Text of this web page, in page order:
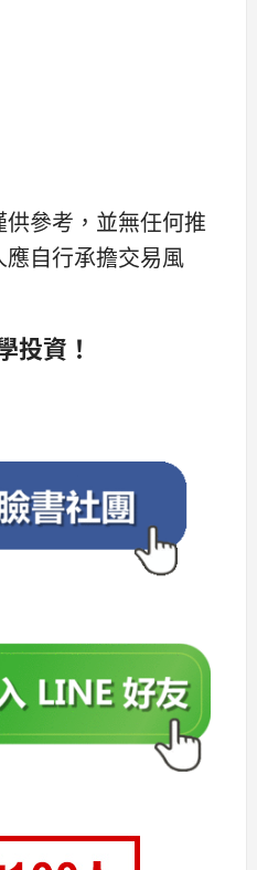
參考，並無任何推
自行承擔交易風
投資！